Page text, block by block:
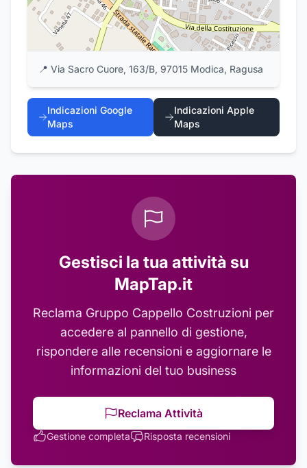
📍 Via Sacro Cuore, 163/B, 97015 Modica, Ragusa
Indicazioni Google
Maps
Indicazioni Apple
Maps
Gestisci la tua attività su
MapTap.it
Reclama Gruppo Cappello Costruzioni per
accedere al pannello di gestione,
rispondere alle recensioni e aggiornare le
informazioni del tuo business
Reclama Attività
Gestione completa Risposta recensioni